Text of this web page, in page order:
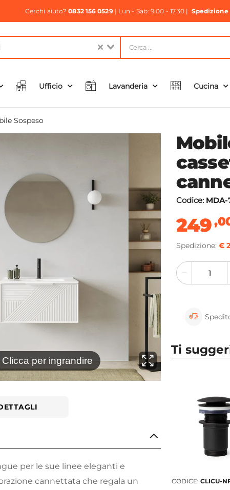
Cerchi aiuto?0832 156 0529| Lun - Sab: 9.00 - 17.30 | Spedizione
Ufficio Lavanderia Cucina
Sospeso
Clicca per ingrandire
per le sue linee eleganti e
cannettata che regala un
Codice: MDA-
249
Spedizione: €
quantity
button
Ti
CODICE: CLICU-